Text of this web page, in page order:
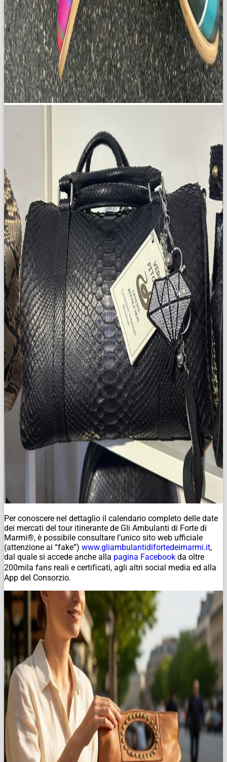
Per conoscere nel dettaglio il calendario completo delle date
dei mercati del tour itinerante de Gli Ambulanti di Forte di
Marmi®, è possibile consultare l’unico sito web ufficiale
(attenzione ai “fake”) www.gliambulantidifortedeimarmi.it,
dal quale si accede anche alla pagina Facebook da oltre
200mila fans reali e certiﬁcati, agli altri social media ed alla
App del Consorzio.